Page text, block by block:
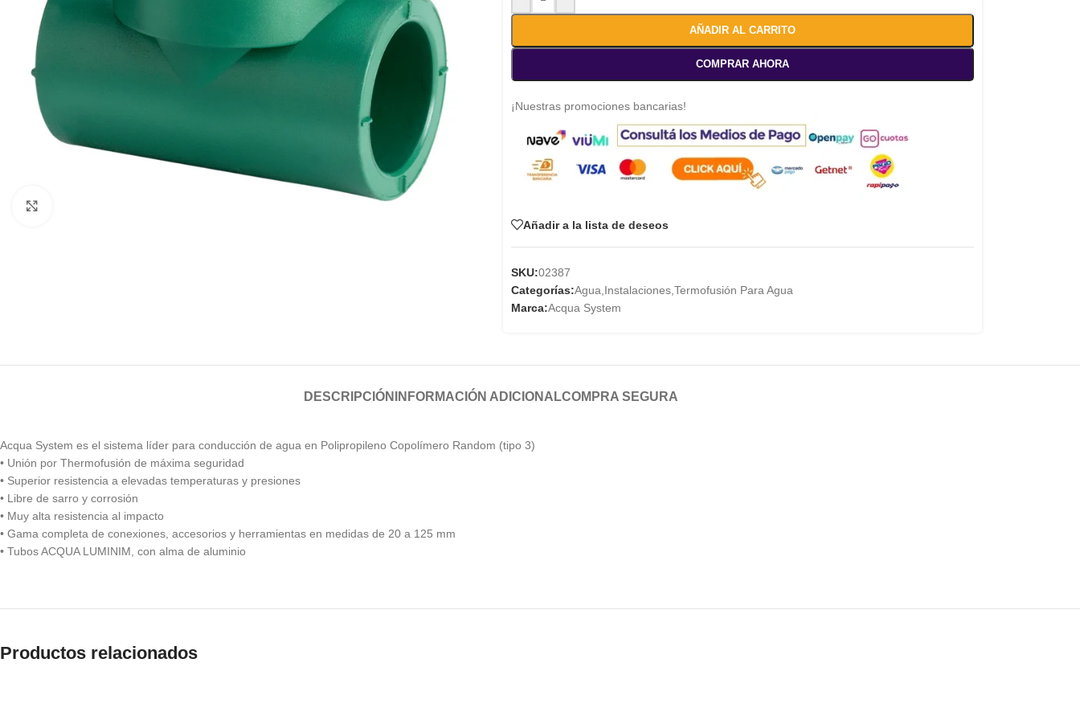
AÑADIR AL CARRITO
COMPRAR AHORA
¡Nuestras promociones bancarias!
Añadir a la lista de deseos
SKU:02387
Categorías:Agua Instalaciones, Termofusión Para Agua
Marca:Acqua System
DESCRIPCIÓN INFORMACIÓN ADICIONALCOMPRA SEGURA
Acqua System es el sistema líder para conducción de agua en Polipropileno Copolímero Random (tipo 3)
• Unión por Thermofusión de máxima seguridad
• Superior resistencia a elevadas temperaturas y presiones
• Libre de sarro y corrosión
• Muy alta resistencia al impacto
• Gama completa de conexiones, accesorios y herramientas en medidas de 20 a 125 mm
• Tubos ACQUA LUMINIM, con alma de aluminio
Productos relacionados